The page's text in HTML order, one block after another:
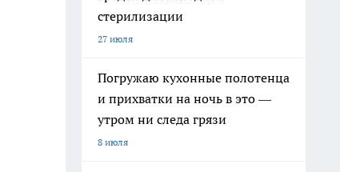
стерилизации
27 июля
Погружаю кухонные полотенца
и прихватки на ночь в это —
утром ни следа грязи
8 июля